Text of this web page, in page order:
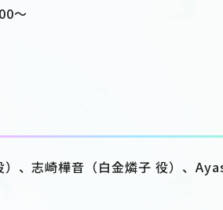
～
、志崎樺音（白金燐子 役）、